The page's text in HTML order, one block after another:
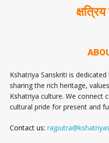
Kshatriya Sanskriti is
sharing the rich heritage,
Kshatriya culture. We connect
cultural pride for present and
Contact us: